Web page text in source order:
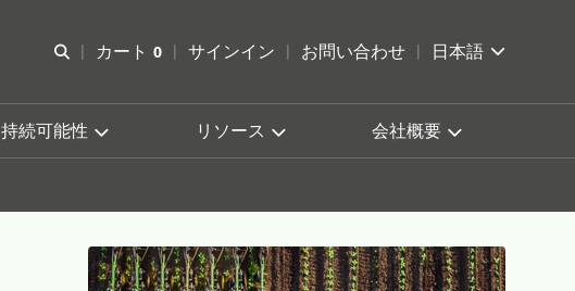
検索を開く
カート 0
カートを確認する
サインイン お問い合わせ 日本語
持続可能性 リソース 会社概要